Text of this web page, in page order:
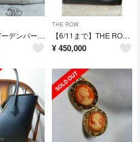
エルメスガーデンパーティー30/tpm グリパール
THE ROW
【6/11まで】THE ROW ザロウ Soft Margaux 17 マルゴー
¥ 450,000